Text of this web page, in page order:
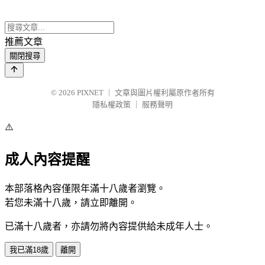
推薦文章
關閉搜尋
© 2026 PIXNET
文章與圖片權利屬原作者所有
隱私權政策
服務聲明
⚠️
成人內容提醒
本部落格內容僅限年滿十八歲者瀏覽。
若您未滿十八歲，請立即離開。
已滿十八歲者，亦請勿將內容提供給未成年人士。
我已滿18歲 離開